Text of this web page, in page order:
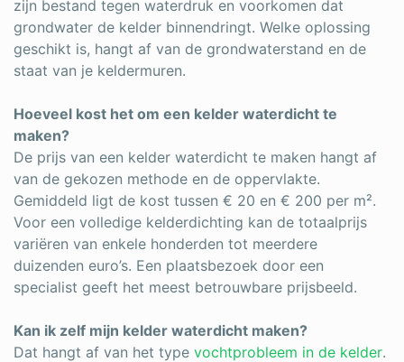
zijn bestand tegen waterdruk en voorkomen dat
grondwater de kelder binnendringt. Welke oplossing
geschikt is, hangt af van de grondwaterstand en de
staat van je keldermuren.
Hoeveel kost het om een kelder waterdicht te
maken?
De prijs van een kelder waterdicht te maken hangt af
van de gekozen methode en de oppervlakte.
Gemiddeld ligt de kost tussen € 20 en € 200 per m².
Voor een volledige kelderdichting kan de totaalprijs
variëren van enkele honderden tot meerdere
duizenden euro’s. Een plaatsbezoek door een
specialist geeft het meest betrouwbare prijsbeeld.
Kan ik zelf mijn kelder waterdicht maken?
Dat hangt af van het type vochtprobleem in de kelder.